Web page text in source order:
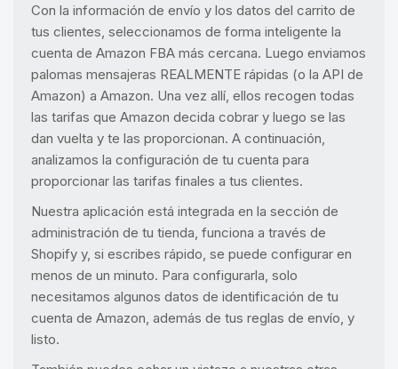
Con la información de envío y los datos del carrito de
tus clientes, seleccionamos de forma inteligente la
cuenta de Amazon FBA más cercana. Luego enviamos
palomas mensajeras REALMENTE rápidas (o la API de
Amazon) a Amazon. Una vez allí, ellos recogen todas
las tarifas que Amazon decida cobrar y luego se las
dan vuelta y te las proporcionan. A continuación,
analizamos la configuración de tu cuenta para
proporcionar las tarifas finales a tus clientes.
Nuestra aplicación está integrada en la sección de
administración de tu tienda, funciona a través de
Shopify y, si escribes rápido, se puede configurar en
menos de un minuto. Para configurarla, solo
necesitamos algunos datos de identificación de tu
cuenta de Amazon, además de tus reglas de envío, y
listo.